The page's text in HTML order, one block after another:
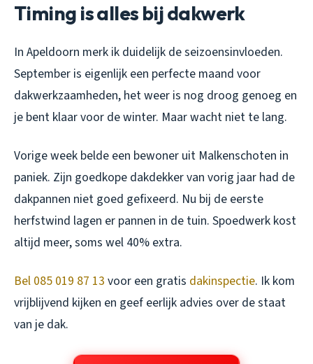
Timing is alles bij dakwerk
In Apeldoorn merk ik duidelijk de seizoensinvloeden.
September is eigenlijk een perfecte maand voor
dakwerkzaamheden, het weer is nog droog genoeg en
je bent klaar voor de winter. Maar wacht niet te lang.
Vorige week belde een bewoner uit Malkenschoten in
paniek. Zijn goedkope dakdekker van vorig jaar had de
dakpannen niet goed gefixeerd. Nu bij de eerste
herfstwind lagen er pannen in de tuin. Spoedwerk kost
altijd meer, soms wel 40% extra.
Bel 085 019 87 13 voor een gratis dakinspectie. Ik kom
vrijblijvend kijken en geef eerlijk advies over de staat
van je dak.